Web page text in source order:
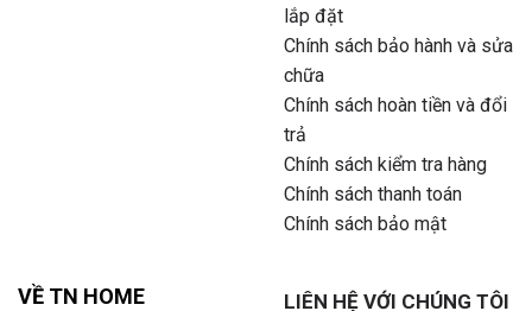
lắp đặt
Chính sách bảo hành và sửa
chữa
Chính sách hoàn tiền và đổi
trả
Chính sách kiểm tra hàng
Chính sách thanh toán
Chính sách bảo mật
VỀ TN HOME LIÊN HỆ VỚI CHÚNG TÔI